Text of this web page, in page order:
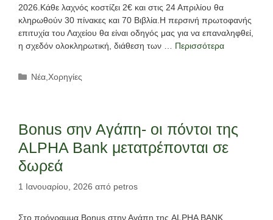
2026.Κάθε λαχνός κοστίζει 2€ και στις 24 Απριλίου θα
κληρωθούν 30 πίνακες και 70 Βιβλία.Η περσινή πρωτοφανής
επιτυχία του Λαχείου θα είναι οδηγός μας για να επαναληφθεί,
η σχεδόν ολοκληρωτική, διάθεση των … Περισσότερα
Κατηγορίες
Νέα Χορηγίες
Bonus σην Αγάπη- οι πόντοι της
ALPHA Bank μετατρέπονται σε
δωρεά
1 Ιανουαρίου, 2026 από petros
Στο πρόγραμμα Bonus στην Αγάπη της ALPHA BANK